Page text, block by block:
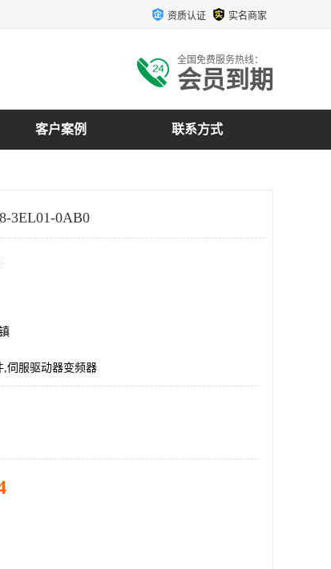
资质认证 实名商家
全国免费服务热线：
会员到期
客户案例 联系方式
3EL01-0AB0
,伺服驱动器变频器